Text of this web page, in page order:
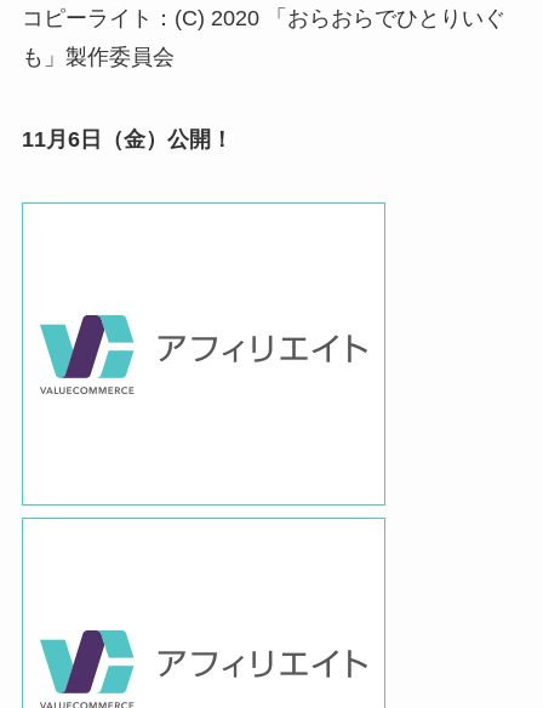
コピーライト：(C) 2020 「おらおらでひとりいぐ
も」製作委員会
11月6日（金）公開！